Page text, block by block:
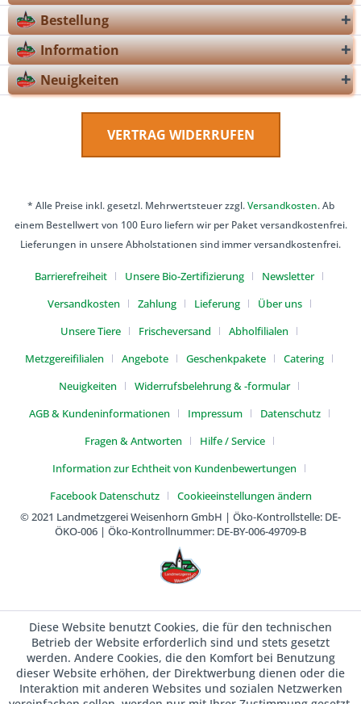
Bestellung
Information
Neuigkeiten
VERTRAG WIDERRUFEN
* Alle Preise inkl. gesetzl. Mehrwertsteuer zzgl.Versandkosten. Ab
einem Bestellwert von 100 Euro liefern wir per Paket versandkostenfrei.
Lieferungen in unsere Abholstationen sind immer versandkostenfrei.
Barrierefreiheit Unsere Bio-Zertifizierung
Newsletter
Versandkosten
Zahlung Lieferung
Über uns
Unsere Tiere
Frischeversand
Abholfilialen
Metzgereifilialen
Angebote Geschenkpakete
Catering
Neuigkeiten
Widerrufsbelehrung & -formular
AGB & Kundeninformationen
Impressum
Datenschutz
Fragen & Antworten
Hilfe / Service
Information zur Echtheit von Kundenbewertungen
Facebook Datenschutz
Cookieeinstellungen ändern
© 2021 Landmetzgerei Weisenhorn GmbH | Öko-Kontrollstelle: DE-
ÖKO-006 | Öko-Kontrollnummer: DE-BY-006-49709-B
Diese Website benutzt Cookies, die für den technischen
Betrieb der Website erforderlich sind und stets gesetzt
werden. Andere Cookies, die den Komfort bei Benutzung
dieser Website erhöhen, der Direktwerbung dienen oder die
Interaktion mit anderen Websites und sozialen Netzwerken